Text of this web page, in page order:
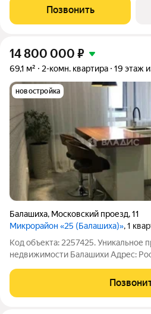
дополнительных вложений! Если
которую можно переехать сразу
Позвонить
14 800 000 ₽
69,1 м² 2-комн. квартира 19 этаж
новостройка
Балашиха, Московский проезд,11
Микрорайон «25 (Балашиха)», 1
Код объекта: 2257425. Уникальное
недвижимости Балашихи Адрес:
"Балашиха, мкр. 25" Описание:
вниманию двухкомнатную квартиру